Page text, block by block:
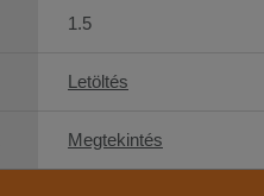
1.5
Letöltés
Megtekintés